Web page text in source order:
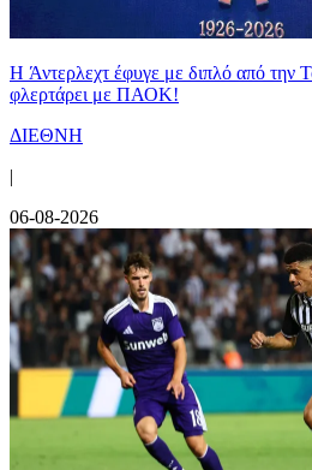
H Άντερλεχτ έφυγε με διπλό από την
φλερτάρει με ΠΑΟΚ!
ΔΙΕΘΝΗ
|
06-08-2026